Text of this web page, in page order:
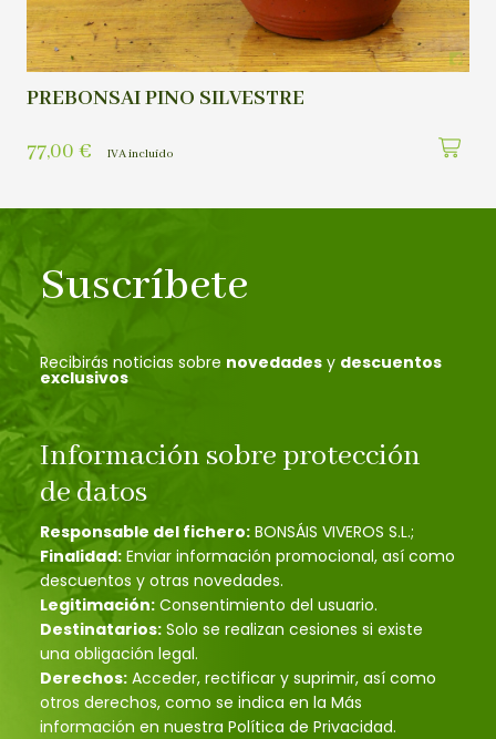
PREBONSAI PINO SILVESTRE
77,00 € IVA incluído
Suscríbete
Recibirás noticias sobre novedades y descuentos
exclusivos
Información sobre protección
de datos
Responsable del fichero: BONSÁIS VIVEROS S.L.;
Finalidad: Enviar información promocional, así como
descuentos y otras novedades.
Legitimación: Consentimiento del usuario.
Destinatarios: Solo se realizan cesiones si existe
una obligación legal.
Derechos: Acceder, rectificar y suprimir, así como
otros derechos, como se indica en la Más
información en nuestra Política de Privacidad.